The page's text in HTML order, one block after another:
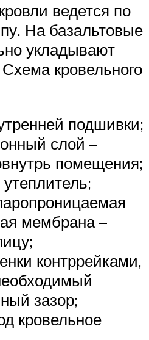
ведется по
На базальтовые
укладывают
кровельного
подшивки;
слой –
помещения;
мембрана –
контррейками,
зазор;
кровельное